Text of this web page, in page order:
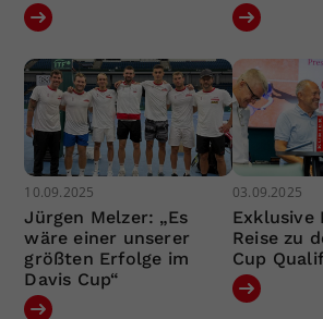
10.09.2025
Jürgen Melzer: „Es
wäre einer unserer
größten Erfolge im
Davis Cup“
03.09.2025
Exklusive
Reise zu
Cup